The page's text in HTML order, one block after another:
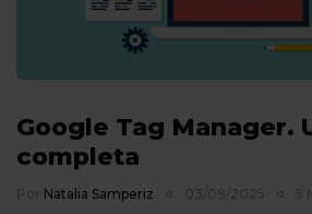
Google Tag Manager.
completa
Por Natalia Samperiz 03/09/2025 5